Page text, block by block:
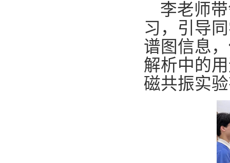
李老师
习， 引导
谱图信息
解析中的
磁共振实